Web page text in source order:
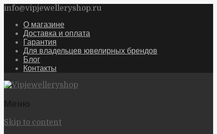
info@vipjewelleryshop.ru
О магазине
Доставка и оплата
Гарантия
Для владельцев ювелирных брендов
Блог
Контакты
Skip to content